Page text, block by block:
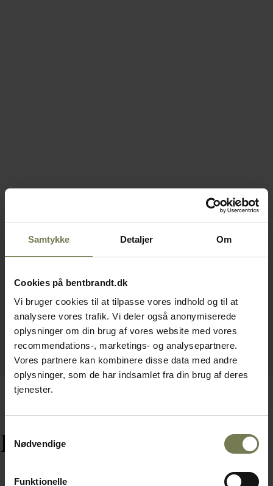
Samtykke Detaljer Om
Cookies på bentbrandt.dk
Vi bruger cookies til at tilpasse vores indhold og til at
analysere vores trafik. Vi deler også anonymiserede
oplysninger om din brug af vores website med vores
recommendations-, marketings- og analysepartnere.
Vores partnere kan kombinere disse data med andre
oplysninger, som de har indsamlet fra din brug af deres
tjenester.
Nødvendige
Funktionelle
Relaterede varer